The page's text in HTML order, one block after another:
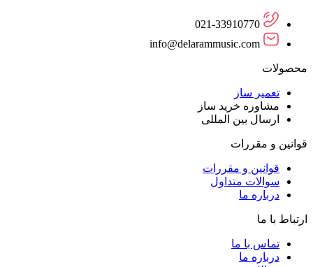
021-33910770
info@delarammusic.com
محصولات
تعمیر ساز
مشاوره خرید ساز
ارسال بین المللی
قوانین و مقررات
قوانین و مقررات
سوالات متداول
درباره ما
ارتباط با ما
تماس با ما
درباره ما